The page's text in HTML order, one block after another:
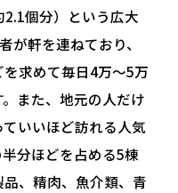
個分）という広大
が軒を連ねており、
求めて毎日4万～5万
また、地元の人だけ
いいほど訪れる人気
分ほどを占める5棟
、精肉、魚介類、青